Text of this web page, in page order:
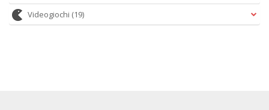
Videogiochi (19)